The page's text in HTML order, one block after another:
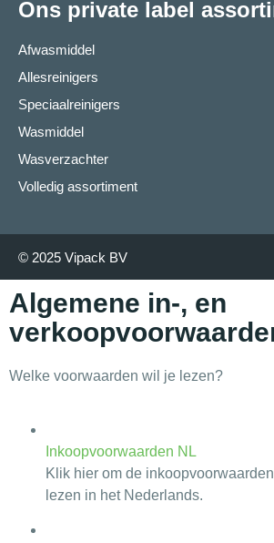
Ons private label
Afwasmiddel
Allesreinigers
Speciaalreinigers
Wasmiddel
Wasverzachter
Volledig assortiment
© 2025 Vipack BV
Algemene in-, en
Welke voorwaarden wil je lezen?
Inkoopvoorwaarden NL
Klik hier om de
lezen in het Nederlands.